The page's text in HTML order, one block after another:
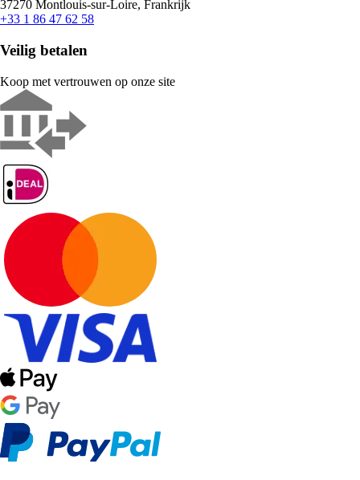
37270 Montlouis-sur-Loire, Frankrijk
+33 1 86 47 62 58
Veilig betalen
Koop met vertrouwen op onze site